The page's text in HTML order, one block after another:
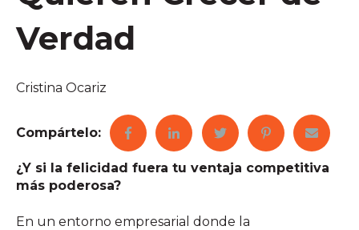
Verdad
Cristina Ocariz
Compártelo:
¿Y si la felicidad fuera tu ventaja competitiva
más poderosa?
En un entorno empresarial donde la